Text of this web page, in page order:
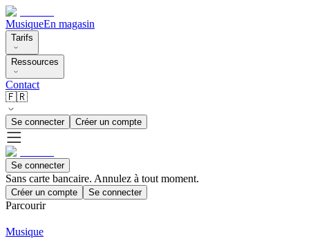
MusiqueEn magasin
Tarifs
Ressources
Contact
🇫🇷
Se connecter Créer un compte
Se connecter
Sans carte bancaire. Annulez à tout moment.
Créer un compte Se connecter
Parcourir
Musique